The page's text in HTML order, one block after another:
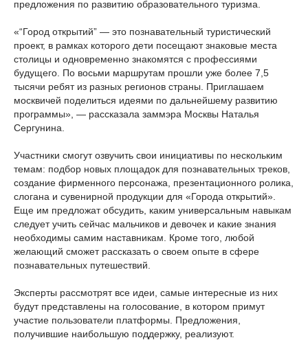
предложения по развитию образовательного туризма.
«“Город открытий” — это познавательный туристический
проект, в рамках которого дети посещают знаковые места
столицы и одновременно знакомятся с профессиями
будущего. По восьми маршрутам прошли уже более 7,5
тысячи ребят из разных регионов страны. Приглашаем
москвичей поделиться идеями по дальнейшему развитию
программы», — рассказала заммэра Москвы Наталья
Сергунина.
Участники смогут озвучить свои инициативы по нескольким
темам: подбор новых площадок для познавательных треков,
создание фирменного персонажа, презентационного ролика,
слогана и сувенирной продукции для «Города открытий».
Еще им предложат обсудить, каким универсальным навыкам
следует учить сейчас мальчиков и девочек и какие знания
необходимы самим наставникам. Кроме того, любой
желающий сможет рассказать о своем опыте в сфере
познавательных путешествий.
Эксперты рассмотрят все идеи, самые интересные из них
будут представлены на голосование, в котором примут
участие пользователи платформы. Предложения,
получившие наибольшую поддержку, реализуют.